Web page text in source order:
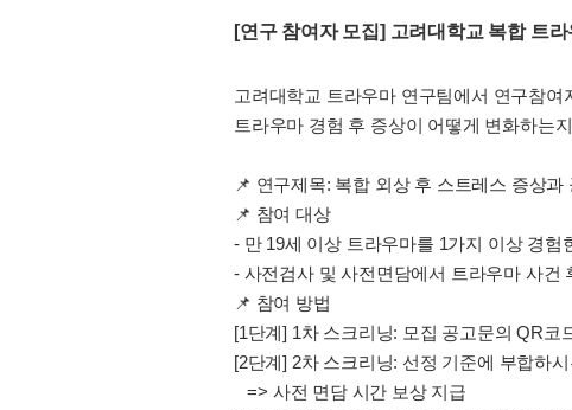
[연구 참여자 모집] 고려대학교 복합 트
고려대학교 트라우마 연구팀에서 연구참여
트라우마 경험 후 증상이 어떻게 변화하는
📌 연구제목: 복합 외상 후 스트레스 증상
📌 참여 대상
- 만 19세 이상 트라우마를 1가지 이상 경험
- 사전검사 및 사전면담에서 트라우마 사건
📌 참여 방법
[1단계] 1차 스크리닝: 모집 공고문의 QR코
[2단계] 2차 스크리닝: 선정 기준에 부합하
=> 사전 면담 시간 보상 지급